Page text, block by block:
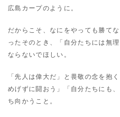
広島カープのように。
だからこそ、なにをやっても勝て
ったそのとき、「自分たちには無
ならないでほしい。
「先人は偉大だ」と畏敬の念を抱
めげずに闘おう」「自分たちにも
ち向かうこと。